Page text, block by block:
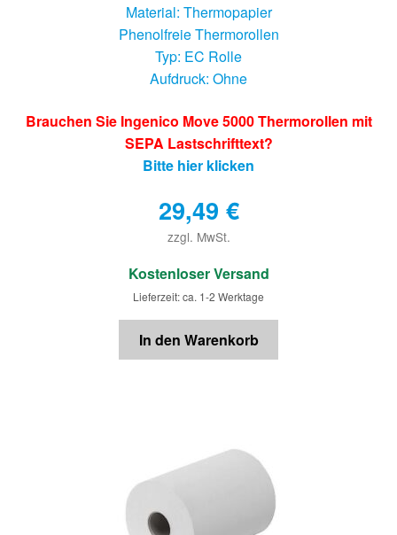
Material: Thermopapier
Phenolfreie Thermorollen
Typ: EC Rolle
Aufdruck: Ohne
Brauchen Sie Ingenico Move 5000 Thermorollen mit
SEPA Lastschrifttext?
Bitte hier klicken
29,49 €
zzgl. MwSt.
€
Kostenloser Versand
Lieferzeit: ca. 1-2 Werktage
In den Warenkorb